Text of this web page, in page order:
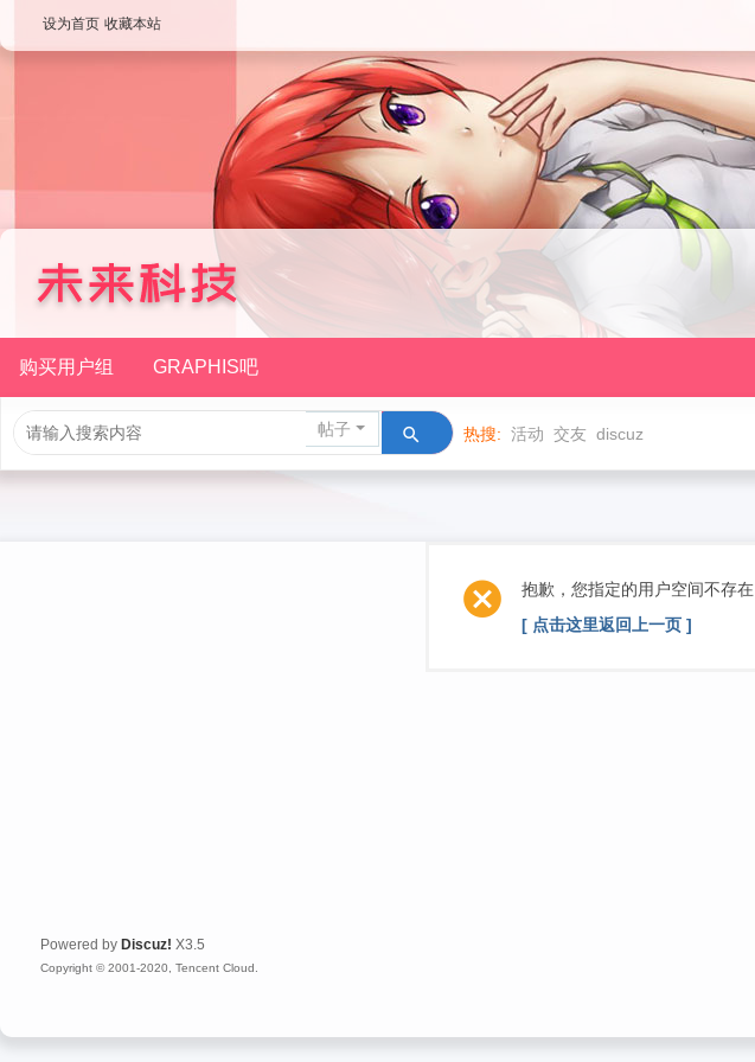
设为首页 收藏本站
购买用户组 GRAPHIS吧
帖子 热搜: 活动 交友 discuz
抱歉，您指定的用户空间不存在
[ 点击这里返回上一页 ]
Powered by Discuz! X3.5
Copyright © 2001-2020, Tencent Cloud.